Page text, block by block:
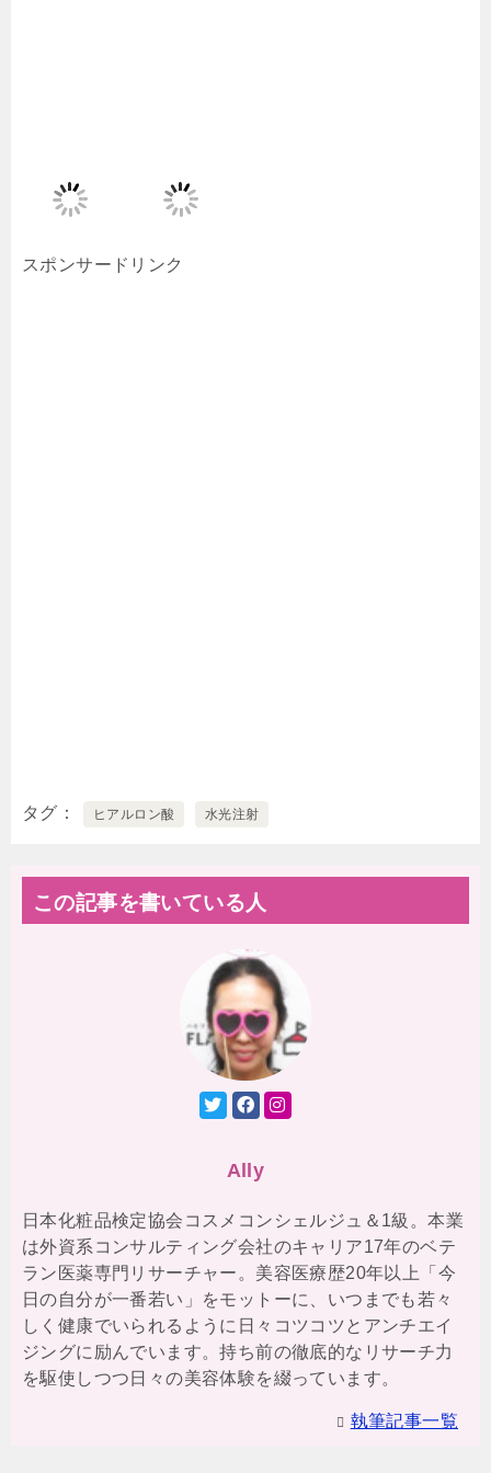
スポンサードリンク
タグ ヒアルロン酸 水光注射
この記事を書いている人
Ally
日本化粧品検定協会コスメコンシェルジュ＆1級。本業
は外資系コンサルティング会社のキャリア17年のベテ
ラン医薬専門リサーチャー。美容医療歴20年以上「今
日の自分が一番若い」をモットーに、いつまでも若々
しく健康でいられるように日々コツコツとアンチエイ
ジングに励んでいます。持ち前の徹底的なリサーチ力
を駆使しつつ日々の美容体験を綴っています。
執筆記事一覧